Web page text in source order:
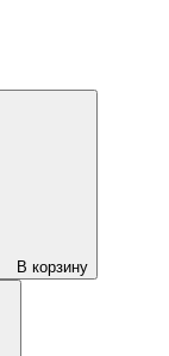
В корзину